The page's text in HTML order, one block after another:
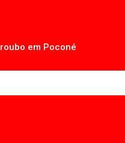
em Poconé